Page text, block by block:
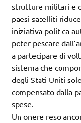
strutture militari e
paesi satelliti
iniziativa politica
poter pescare
a partecipare di
sistema che
degli Stati Uniti
compensato dalla
spese.
Un onere reso